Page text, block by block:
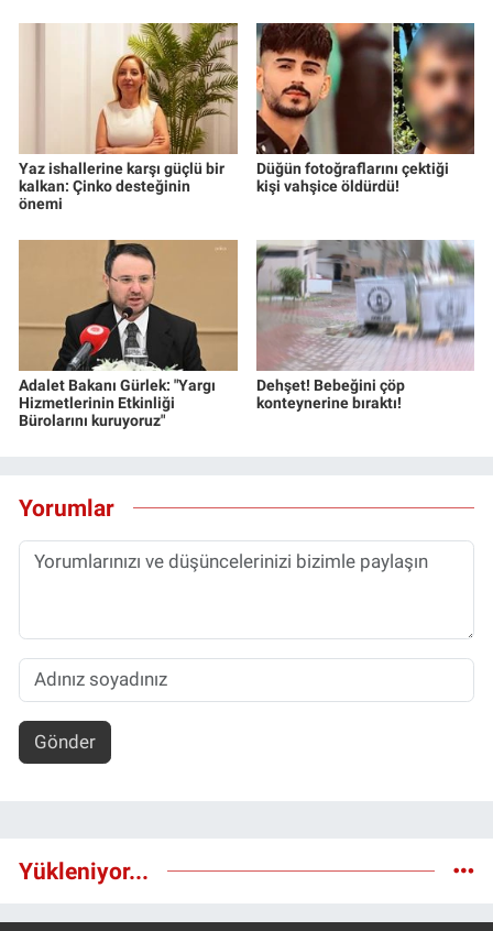
Yaz ishallerine karşı güçlü bir
kalkan: Çinko desteğinin
önemi
Düğün fotoğraflarını çektiği
kişi vahşice öldürdü!
Adalet Bakanı Gürlek: "Yargı
Hizmetlerinin Etkinliği
Bürolarını kuruyoruz"
Dehşet! Bebeğini çöp
konteynerine bıraktı!
Yorumlar
Gönder
Yükleniyor...